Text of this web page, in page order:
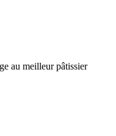
au meilleur pâtissier